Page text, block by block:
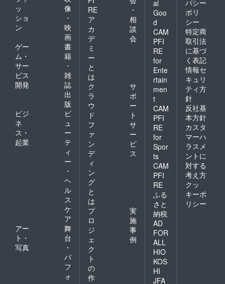
ッ
ショ
ン
像
・
映
画
ゲー
ム・
サー
ビス
開発
書
籍
・
雑
誌
出
版
ビジ
ネ
ス・
起業
ビ
ュ
ー
テ
ィ
ー
・
ヘ
ル
ス
ケ
ア
アー
ト・
写真
舞
台
・
パ
フ
ォ
RE
ア
カ
デ
ミ
ー
と
は
・
相
談
会
ク
ラ
ウ
ド
フ
ァ
ン
デ
ィ
ン
グ
と
は
サ
ポ
ー
ト
サ
ー
ビ
ス
プ
ロ
ジ
ェ
ク
ト
の
作
実
施
事
例
al
Goo
d
CAM
PFI
RE
for
Ente
rtain
men
t
CAM
PFI
RE
for
Spor
ts
CAM
PFI
RE
ふる
さと
納税
AD
FOR
ALL
HIO
KOS
HI
JFA
バシー
ポリ
シー
特定商
取引法
に基づ
く表記
情報セ
キュリ
ティ方
針
反社基
本方針
カスタ
マーハ
ラスメ
ントに
対する
考え方
クッ
キーポ
リシー